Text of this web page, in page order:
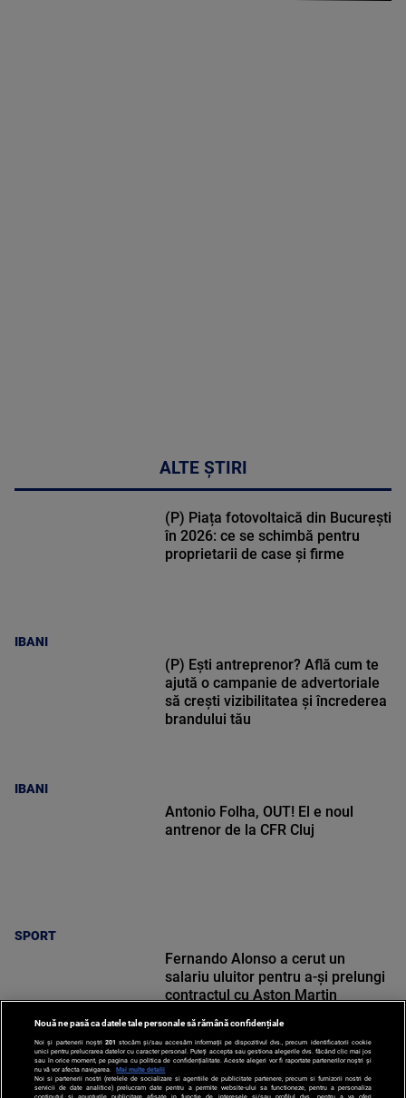
ALTE ȘTIRI
IBANI
(P) Piața fotovoltaică din București
în 2026: ce se schimbă pentru
proprietarii de case și firme
IBANI
(P) Ești antreprenor? Află cum te
ajută o campanie de advertoriale
să crești vizibilitatea și încrederea
brandului tău
SPORT
Antonio Folha, OUT! El e noul
antrenor de la CFR Cluj
SPORT
Fernando Alonso a cerut un
salariu uluitor pentru a-și prelungi
contractul cu Aston Martin
Nouă ne pasă ca datele tale personale să rămână confidențiale
Noi și partenerii noștri 201 stocăm și/sau accesăm informații pe dispozitivul dvs., precum identificatorii cookie
unici pentru prelucrarea datelor cu caracter personal. Puteți accepta sau gestiona alegerile dvs. făcând clic mai jos
sau în orice moment, pe pagina cu politica de confidențialitate. Aceste alegeri vor fi raportate partenerilor noștri și
nu vă vor afecta navigarea.
Mai multe detalii
Noi si partenerii nostri (retelele de socializare si agentiile de publicitate partenere, precum si furnizorii nostri de
servicii de date analitice) prelucram date pentru a permite website-ului sa functioneze, pentru a personaliza
continutul si anunturile publicitare afisate in functie de interesele si/sau profilul dvs., pentru a va oferi